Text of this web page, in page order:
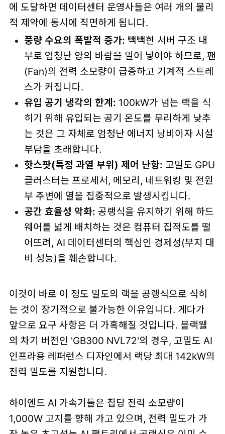
에 도달하면 데이터센터 운영사들은 여러 개의 물리
적 제약에 동시에 직면하게 됩니다.
풍량 수요의 폭발적 증가: 빽빽한 서버 구조 내
부로 엄청난 양의 바람을 밀어 넣어야 하므로, 팬
(Fan)의 전력 소모량이 급증하고 기계적 스트레
스가 커집니다.
유입 공기 냉각의 한계: 100kW가 넘는 랙을 식
히기 위해 유입되는 공기 온도를 무리하게 낮추
는 것은 그 자체로 엄청난 에너지 낭비이자 시설
부담을 초래합니다.
핫스팟(특정 과열 부위) 제어 난항: 고밀도 GPU
클러스터는 프로세서, 메모리, 네트워킹 및 전원
부 주변에 열을 집중적으로 발생시킵니다.
공간 효율성 악화: 공랭식을 유지하기 위해 하드
웨어를 넓게 배치하는 것은 컴퓨터 집적도를 떨
어뜨려, AI 데이터센터의 핵심인 경제성(부지 대
비 성능)을 훼손합니다.
이것이 바로 이 정도 밀도의 랙을 공랭식으로 식히
는 것이 장기적으로 불가능한 이유입니다. 게다가
앞으로 요구 사항은 더 가혹해질 것입니다. 블랙웰
의 차기 버전인 'GB300 NVL72'의 경우, 고밀도 AI
인프라용 레퍼런스 디자인에서 랙당 최대 142kW의
전력 밀도를 지원합니다.
하이엔드 AI 가속기들은 칩당 전력 소모량이
1,000W 고지를 향해 가고 있으며, 전력 밀도가 가